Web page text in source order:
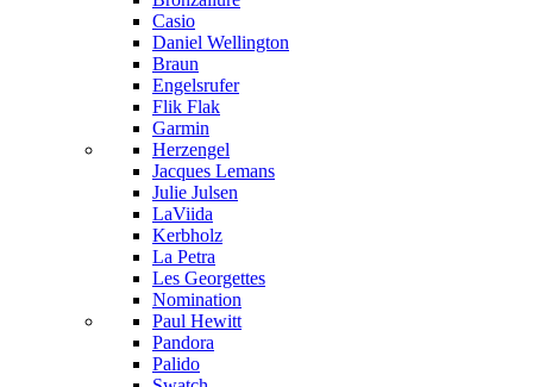
Casio
Daniel Wellington
Braun
Engelsrufer
Flik Flak
Garmin
Herzengel
Jacques Lemans
Julie Julsen
LaViida
Kerbholz
La Petra
Les Georgettes
Nomination
Paul Hewitt
Pandora
Palido